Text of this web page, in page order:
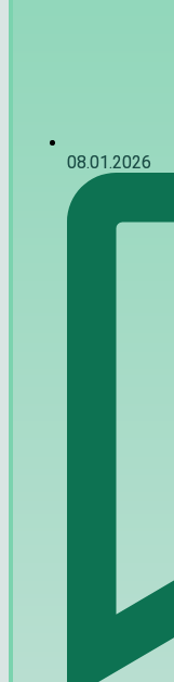
08.01.2026